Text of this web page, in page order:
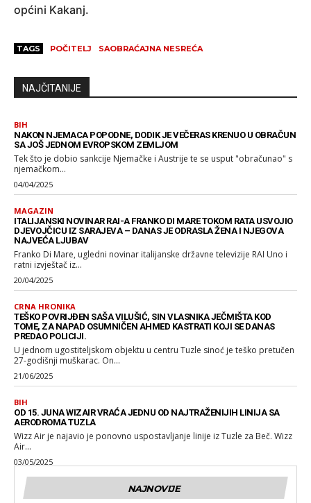
općini Kakanj.
TAGS POČITELJ SAOBRAĆAJNA NESREĆA
NAJČITANIJE
BIH
NAKON NJEMACA POPODNE, DODIK JE VEČERAS KRENUO U OBRAČUN
SA JOŠ JEDNOM EVROPSKOM ZEMLJOM
Tek što je dobio sankcije Njemačke i Austrije te se usput "obračunao" s
njemačkom...
04/04/2025
MAGAZIN
ITALIJANSKI NOVINAR RAI-A FRANKO DI MARE TOKOM RATA USVOJIO
DJEVOJČICU IZ SARAJEVA – DANAS JE ODRASLA ŽENA I NJEGOVA
NAJVEĆA LJUBAV
Franko Di Mare, ugledni novinar italijanske državne televizije RAI Uno i
ratni izvještač iz...
20/04/2025
CRNA HRONIKA
TEŠKO POVRIJĐEN SAŠA VILUŠIĆ, SIN VLASNIKA JEČMIŠTA KOD
TOME, ZA NAPAD OSUMNIČEN AHMED KASTRATI KOJI SE DANAS
PREDAO POLICIJI.
U jednom ugostiteljskom objektu u centru Tuzle sinoć je teško pretučen
27-godišnji muškarac. On...
21/06/2025
BIH
OD 15. JUNA WIZAIR VRAĆA JEDNU OD NAJTRAŽENIJIH LINIJA SA
AERODROMA TUZLA
Wizz Air je najavio je ponovno uspostavljanje linije iz Tuzle za Beč. Wizz
Air...
03/05/2025
NAJNOVIJE